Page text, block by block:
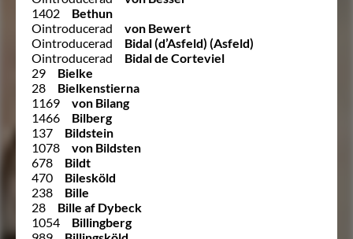
1402
Bethun
Ointroducerad
von Bewert
Ointroducerad
Bidal (d’Asfeld) (Asfeld)
Ointroducerad
Bidal de Corteviel
29
Bielke
28
Bielkenstierna
1169
von Bilang
1466
Bilberg
137
Bildstein
1078
von Bildsten
678
Bildt
470
Bilesköld
238
Bille
28
Bille af Dybeck
1054
Billingberg